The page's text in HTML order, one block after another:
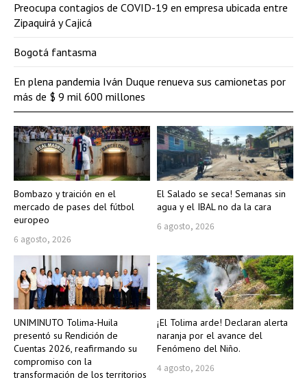
Bombazo y traición en el
mercado de pases del fútbol
europeo
6 agosto, 2026
El Salado se seca! Semanas sin
agua y el IBAL no da la cara
6 agosto, 2026
UNIMINUTO Tolima-Huila
presentó su Rendición de
Cuentas 2026, reafirmando su
compromiso con la
transformación de los territorios
¡El Tolima arde! Declaran alerta
naranja por el avance del
Fenómeno del Niño.
4 agosto, 2026
Preocupa contagios de COVID-19 en empresa ubicada entre
Zipaquirá y Cajicá
Bogotá fantasma
En plena pandemia Iván Duque renueva sus camionetas por
más de $ 9 mil 600 millones